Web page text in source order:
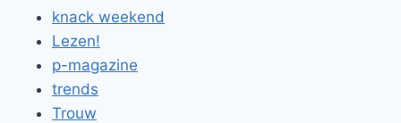
knack weekend
Lezen!
p-magazine
trends
Trouw